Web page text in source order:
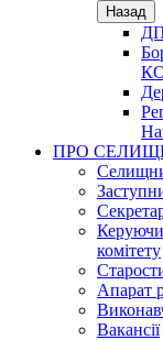
Назад
ПРО
комітету
Апарат
Вакансії